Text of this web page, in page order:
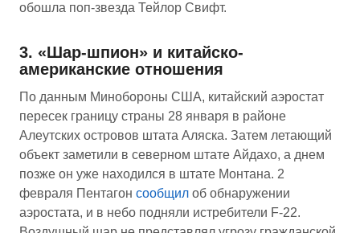
обошла поп-звезда Тейлор Свифт.
3. «Шар-шпион» и китайско-
американские отношения
По данным Минобороны США, китайский аэростат
пересек границу страны 28 января в районе
Алеутских островов штата Аляска. Затем летающий
объект заметили в северном штате Айдахо, а днем
позже он уже находился в штате Монтана. 2
февраля Пентагон сообщил об обнаружении
аэростата, и в небо подняли истребители F-22.